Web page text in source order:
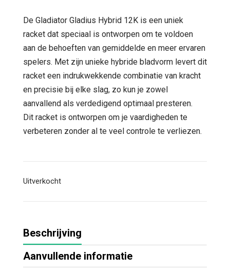
was:
€ 279,95.
is:
€ 179,95.
De Gladiator Gladius Hybrid 12K is een uniek
racket dat speciaal is ontworpen om te voldoen
aan de behoeften van gemiddelde en meer ervaren
spelers. Met zijn unieke hybride bladvorm levert dit
racket een indrukwekkende combinatie van kracht
en precisie bij elke slag, zo kun je zowel
aanvallend als verdedigend optimaal presteren.
Dit racket is ontworpen om je vaardigheden te
verbeteren zonder al te veel controle te verliezen.
Uitverkocht
Beschrijving
Aanvullende informatie